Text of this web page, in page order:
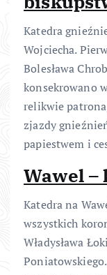
Katedra
Wojciecha.
Bolesława
konsekrowano
relikwie
zjazdy
papiestwem i
Wawel
Katedra na
wszystkich
Władysława